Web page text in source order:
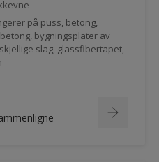
på puss, betong,
bygningsplater av
slag, glassfibertapet,